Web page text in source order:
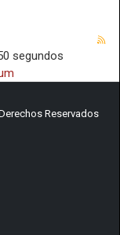
segundos
Reservados